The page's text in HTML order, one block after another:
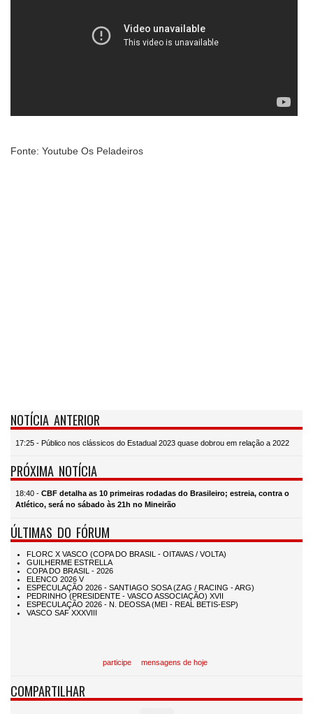
Fonte: Youtube Os Peladeiros
NOTÍCIA ANTERIOR
17:25 - Público nos clássicos do Estadual 2023 quase dobrou em relação a 2022
PRÓXIMA NOTÍCIA
18:40 - CBF detalha as 10 primeiras rodadas do Brasileiro; estreia, contra o
Atlético, será no sábado às 21h no Mineirão
ÚLTIMAS DO FÓRUM
participe mensagens de hoje
COMPARTILHAR